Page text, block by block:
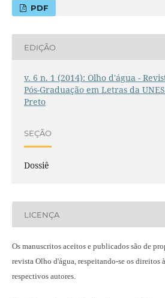
PDF
EDIÇÃO
v. 6 n. 1 (2014): Olho d'água -
Pós-Graduação em Letras da
Preto
SEÇÃO
Dossiê
LICENÇA
Os manuscritos aceitos e publicados são de
revista Olho d'água, respeitando-se os direitos
respectivos autores.